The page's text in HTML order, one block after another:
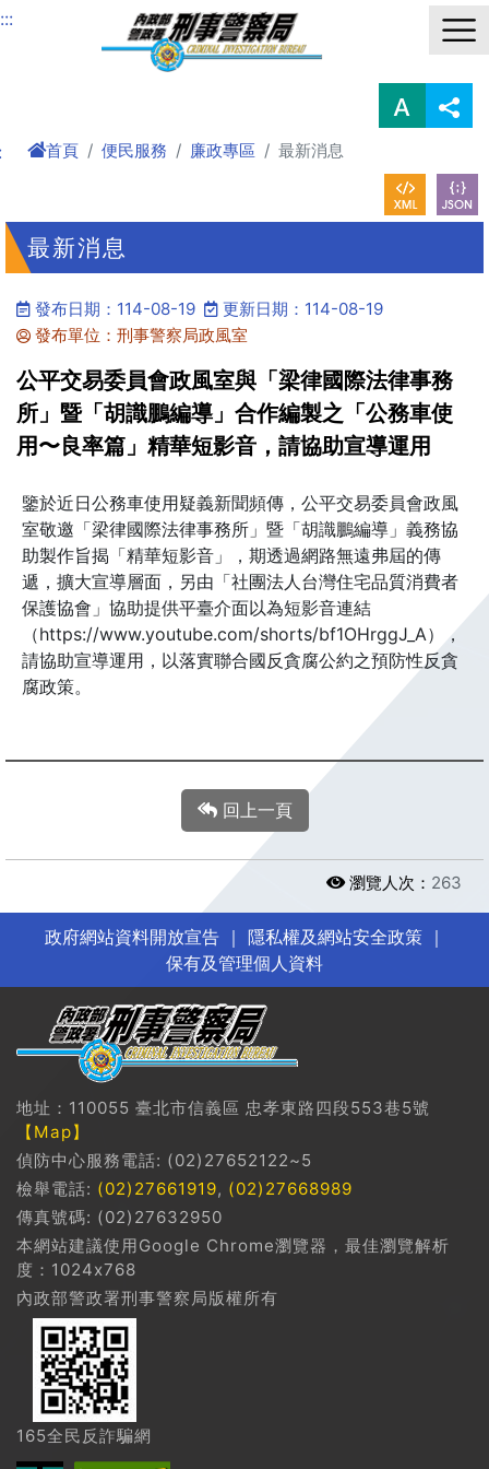
進入內容區塊
:::
首頁 便民服務 廉政專區 最新消息
最新消息
發布日期：114-08-19
更新日期：114-08-19
發布單位：刑事警察局政風室
公平交易委員會政風室與「梁律國際法律事務
所」暨「胡識鵬編導」合作編製之「公務車使
用〜良率篇」精華短影音，請協助宣導運用
鑒於近日公務車使用疑義新聞頻傳，公平交易委員會政風
室敬邀「梁律國際法律事務所」暨「胡識鵬編導」義務協
助製作旨揭「精華短影音」，期透過網路無遠弗屆的傳
遞，擴大宣導層面，另由「社團法人台灣住宅品質消費者
保護協會」協助提供平臺介面以為短影音連結
（https://www.youtube.com/shorts/bf1OHrggJ_A），
請協助宣導運用，以落實聯合國反貪腐公約之預防性反貪
腐政策。
回上一頁
瀏覽人次： 263
政府網站資料開放宣告｜ 隱私權及網站安全政策｜
保有及管理個人資料
地址：110055 臺北市信義區 忠孝東路四段553巷5號
【Map】
偵防中心服務電話: (02)27652122~5
檢舉電話: (02)27661919, (02)27668989
傳真號碼: (02)27632950
本網站建議使用Google Chrome瀏覽器，最佳瀏覽解析
度：1024x768
內政部警政署刑事警察局版權所有
165全民反詐騙網